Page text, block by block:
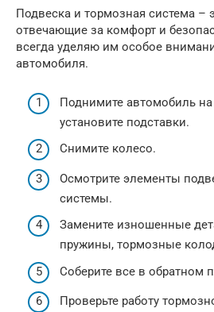
Подвеска и тормозная система –
отвечающие за комфорт и
всегда уделяю им особое
автомобиля.
Поднимите автомобиль
установите подставки.
Снимите колесо.
Осмотрите элементы
системы.
Замените изношенные
пружины, тормозные
Соберите все в обратном
Проверьте работу